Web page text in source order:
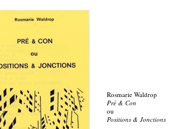
Rosmarie Waldrop
Pré & Con
ou
Positions & Jonctions